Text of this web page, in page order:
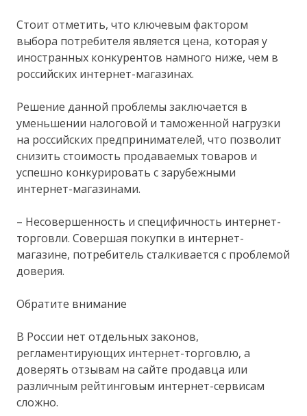
Стоит отметить, что ключевым фактором
выбора потребителя является цена, которая у
иностранных конкурентов намного ниже, чем в
российских интернет-магазинах.
Решение данной проблемы заключается в
уменьшении налоговой и таможенной нагрузки
на российских предпринимателей, что позволит
снизить стоимость продаваемых товаров и
успешно конкурировать с зарубежными
интернет-магазинами.
– Несовершенность и специфичность интернет-
торговли. Совершая покупки в интернет-
магазине, потребитель сталкивается с проблемой
доверия.
Обратите внимание
В России нет отдельных законов,
регламентирующих интернет-торговлю, а
доверять отзывам на сайте продавца или
различным рейтинговым интернет-сервисам
сложно.